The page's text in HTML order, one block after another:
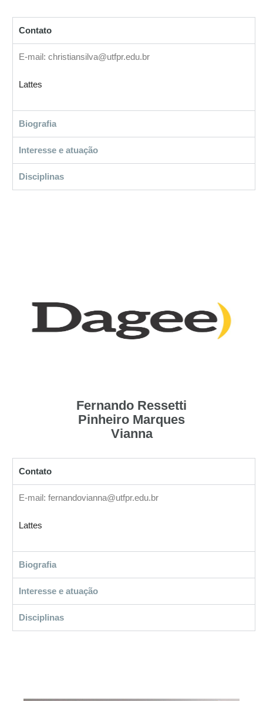
Contato
E-mail: christiansilva@utfpr.edu.br
Lattes
Biografia
Interesse e atuação
Disciplinas
Fernando Ressetti
Pinheiro Marques
Vianna
Contato
E-mail: fernandovianna@utfpr.edu.br
Lattes
Biografia
Interesse e atuação
Disciplinas